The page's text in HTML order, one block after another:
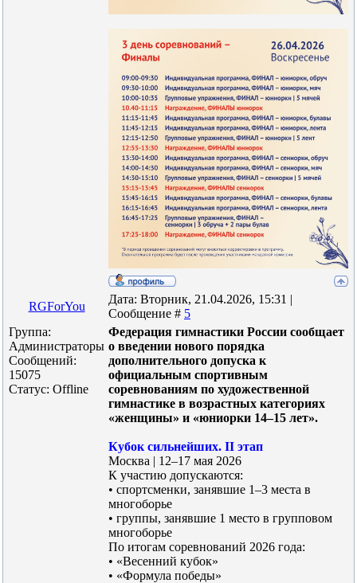
RGForYou
Дата: Вторник, 21.04.2026, 15:31 |
Сообщение # 5
Группа:
Администраторы
Сообщений:
15075
Статус: Offline
Федерация гимнастики России сообщает
о введении нового порядка
дополнительного допуска к
официальным спортивным
соревнованиям по художественной
гимнастике в возрастных категориях
«женщины» и «юниорки 14–15 лет».
Кубок сильнейших. II этап
Москва | 12–17 мая 2026
К участию допускаются:
• спортсменки, занявшие 1–3 места в
многоборье
• группы, занявшие 1 место в групповом
многоборье
По итогам соревнований 2026 года:
• «Весенний кубок»
• «Формула победы»